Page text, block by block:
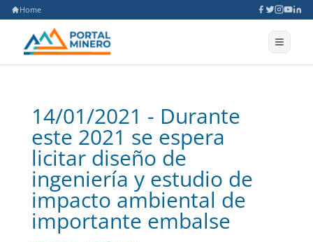
Home
14/01/2021 - Durante
este 2021 se espera
licitar diseño de
ingeniería y estudio de
impacto ambiental de
importante embalse